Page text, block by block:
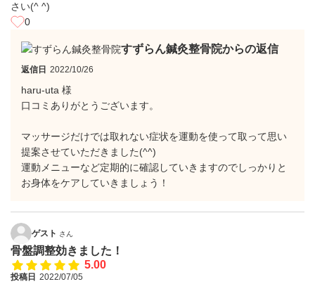
さい(^ ^)
0
すずらん鍼灸整骨院からの返信
返信日 2022/10/26
haru-uta 様
口コミありがとうございます。
マッサージだけでは取れない症状を運動を使って取って思い
提案させていただきました(^^)
運動メニューなど定期的に確認していきますのでしっかりと
お身体をケアしていきましょう！
ゲスト さん
骨盤調整効きました！
5.00
投稿日 2022/07/05